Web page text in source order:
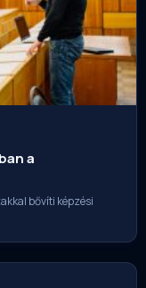
a
bővíti képzési